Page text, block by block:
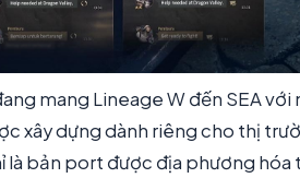
mang Lineage W đến SEA với
xây dựng dành riêng cho thị
là bản port được địa phương hóa